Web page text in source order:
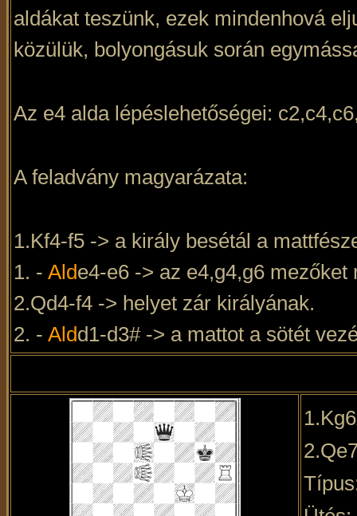
aldákat teszünk, ezek mindenhová
közülük, bolyongásuk során
Az e4 alda lépéslehetőségei:
A feladvány magyarázata:
1.Kf4-f5 -> a király besétál a
1. - Alde4-e6 -> az e4,g4,g6
2.Qd4-f4 -> helyet zár királyának.
2. - Aldd1-d3# -> a mattot a sötét